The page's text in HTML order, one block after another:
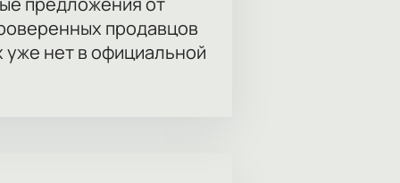
можно также через кассу или
продавцов
нет в официальной